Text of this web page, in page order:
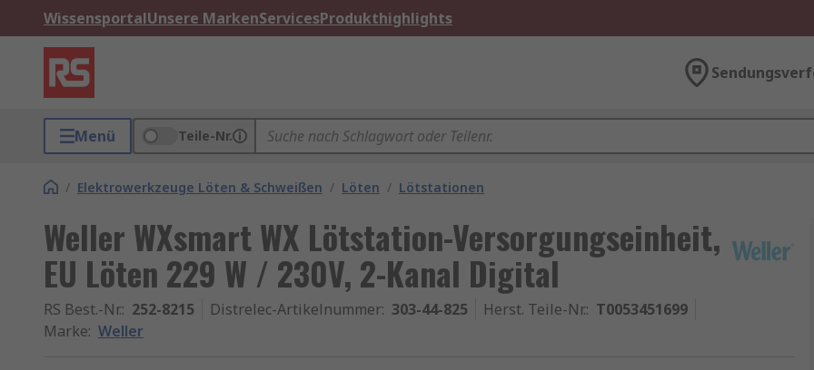
WissensportalUnsere MarkenServicesProdukthighlights
Menü Teile-Nr.
/ Elektrowerkzeuge Löten & Schweißen / Löten / Lötstationen
Weller WXsmart WX Lötstation-Versorgungseinheit,
EU Löten 229 W / 230V, 2-Kanal Digital
RS Best.-Nr.: 252-8215 Distrelec-Artikelnummer: 303-44-825 Herst. Teile-Nr.: T0053451699
Marke: Weller